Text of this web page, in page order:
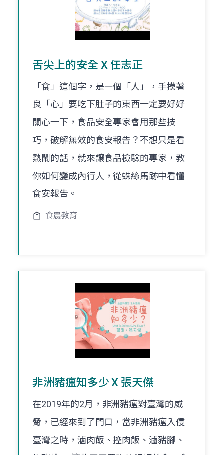
舌尖上的安全 X 任志正
「食」這個字，是一個「人」，手摸著
良「心」要吃下肚子的東西一定要好好
關心一下，食品安全專家會用那些技
巧，破解無效的食安報告？不想只是看
熱鬧的話，就來讓食品檢驗的專家，教
你如何變成內行人，從蛛絲馬跡中看懂
食安報告。
食農教育
非洲豬瘟知多少 X 張天傑
在2019年的2月，非洲豬瘟對臺灣的威
脅，已經來到了門口，當非洲豬瘟入侵
臺灣之時，滷肉飯、控肉飯、滷豬腳、